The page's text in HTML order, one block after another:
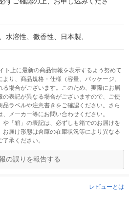
水溶性、微香性、日本製、
ト上に最新の商品情報を表示するよう努めて
り、商品規格・仕様（容量、パッケージ、
場合がございます。このため、実際にお届
表記が異なる場合がございますので、ご使
ラベルや注意書きをご確認ください。さら
メーカー等にお問い合わせください。
や「箱」の表記は、必ずしも箱でのお届けを
届け形態は倉庫の在庫状況等により異なる
承ください。
の誤りを報告する
レビューとは